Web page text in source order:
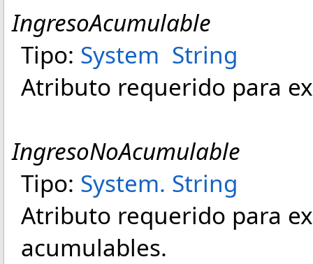
IngresoAcumulable
Tipo: System String
Atributo requerido para
IngresoNoAcumulable
Tipo: System. String
Atributo requerido para
acumulables.